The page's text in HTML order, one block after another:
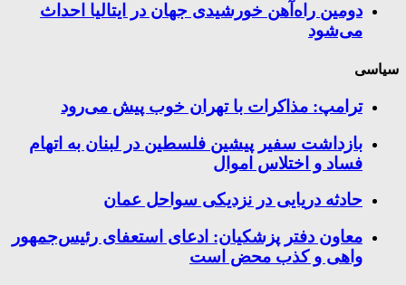
دومین راه‌آهن خورشیدی جهان در ایتالیا احداث
می‌شود
سیاسی
ترامپ: مذاکرات با تهران خوب پیش می‌رود
بازداشت سفیر پیشین فلسطین در لبنان به اتهام
فساد و اختلاس اموال
حادثه دریایی در نزدیکی سواحل عمان
معاون دفتر پزشکیان: ادعای استعفای رئیس‌جمهور
واهی و کذب محض است